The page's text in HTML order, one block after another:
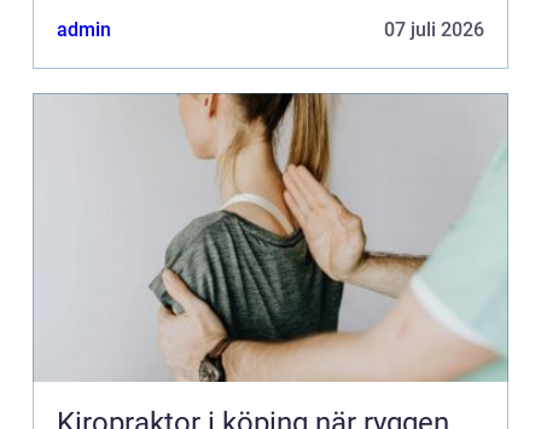
admin 07 juli 2026